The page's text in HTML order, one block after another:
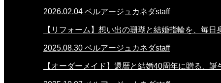
2026.02.04 ベルアージュカネダstaff
【リフォーム】想い出の珊瑚と結婚指輪を、毎
2025.08.30 ベルアージュカネダstaff
【オーダーメイド】還暦と結婚40周年に贈る、